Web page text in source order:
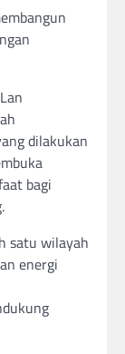
dilakukan
bagi
satu wilayah
energi